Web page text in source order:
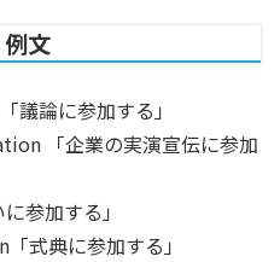
文
議論に参加する」
「企業の実演宣伝に参加
参加する」
式典に参加する」